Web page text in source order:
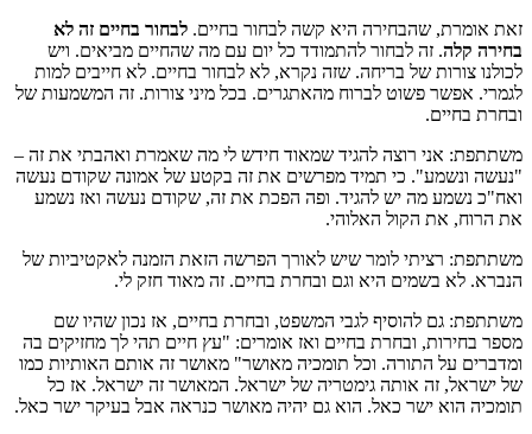
זאת אומרת, שהבחירה היא קשה לבחור בחיים. לבחור בחיים זה לא
בחירה קלה. זה לבחור להתמודד כל יום עם מה שהחיים מביאים. ויש
לכולנו צורות של בריחה. שזה נקרא, לא לבחור בחיים. לא חייבים למות
לגמרי. אפשר פשוט לברוח מהאתגרים. בכל מיני צורות. זה המשמעות של
ובחרת בחיים.
משתתפת: אני רוצה להגיד שמאוד חידש לי מה שאמרת ואהבתי את זה –
"נעשה ונשמע". כי תמיד מפרשים את זה בקטע של אמונה שקודם נעשה
ואח"כ נשמע מה יש להגיד. ופה הפכת את זה, שקודם נעשה ואז נשמע
את הרוח, את הקול האלוהי.
משתתפת: רציתי לומר שיש לאורך הפרשה הזאת הזמנה לאקטיביות של
הנברא. לא בשמים היא וגם ובחרת בחיים. זה מאוד חזק לי.
משתתפת: גם להוסיף לגבי המשפט, ובחרת בחיים, אז נכון שהיו שם
מספר בחירות, ובחרת בחיים ואז אומרים: "עץ חיים תהי לך מחזיקים בה
ומדברים על התורה. וכל תומכיה מאושר" מאושר זה אותם האותיות כמו
של ישראל, זה אותה גימטריה של ישראל. המאושר זה ישראל. אז כל
תומכיה הוא ישר כאל. הוא גם יהיה מאושר כנראה אבל בעיקר ישר כאל.